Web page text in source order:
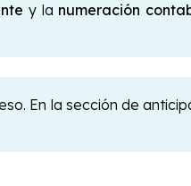
y la numeración
En la sección de